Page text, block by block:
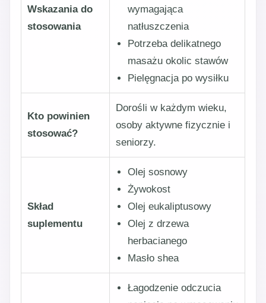
Wskazania do
stosowania
wymagająca
natłuszczenia
Potrzeba delikatnego
masażu okolic stawów
Pielęgnacja po wysiłku
Kto powinien
stosować?
Dorośli w każdym wieku,
osoby aktywne fizycznie i
seniorzy.
Skład
suplementu
Olej sosnowy
Żywokost
Olej eukaliptusowy
Olej z drzewa
herbacianego
Masło shea
Łagodzenie odczucia